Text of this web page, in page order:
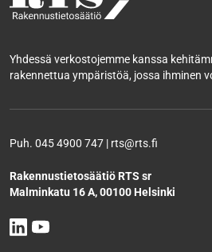
Yhdessä verkostojemme kanssa
rakennettua ympäristöä, jossa ihminen
Puh. 045 4900 747 | rts@rts.fi
Rakennustietosäätiö RTS sr
Malminkatu 16 A, 00100 Helsinki